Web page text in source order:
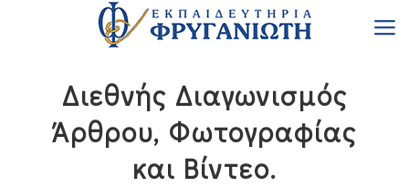
Διεθνής Διαγωνισμός
Άρθρου, Φωτογραφίας
και Βίντεο.